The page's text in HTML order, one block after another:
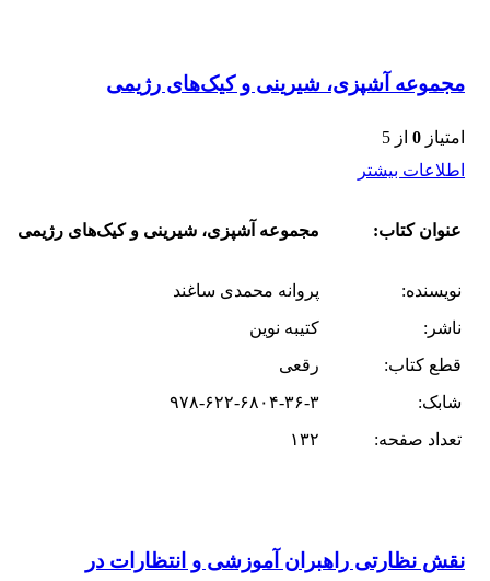
مجموعه آشپزی، شیرینی و کیک‌های رژیمی
امتیاز 0 از 5
اطلاعات بیشتر
عنوان کتاب: مجموعه آشپزی، شیرینی و کیک‌های رژیمی
نویسنده:
پروانه محمدی ساغند
ناشر:
کتیبه نوین
قطع کتاب:
رقعی
شابک:
۹۷۸-۶۲۲-۶۸۰۴-۳۶-۳
تعداد صفحه:
۱۳۲
نقش نظارتی راهبران آموزشی و انتظارات در